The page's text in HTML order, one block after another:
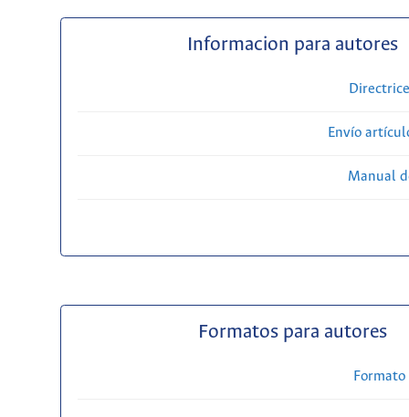
Informacion para autores
Envío
Manual
Formatos para autores